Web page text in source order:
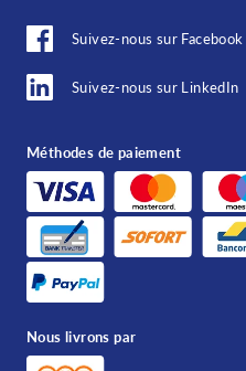
Suivez-nous sur Facebook
Suivez-nous sur LinkedIn
Méthodes de paiement
Nous livrons par